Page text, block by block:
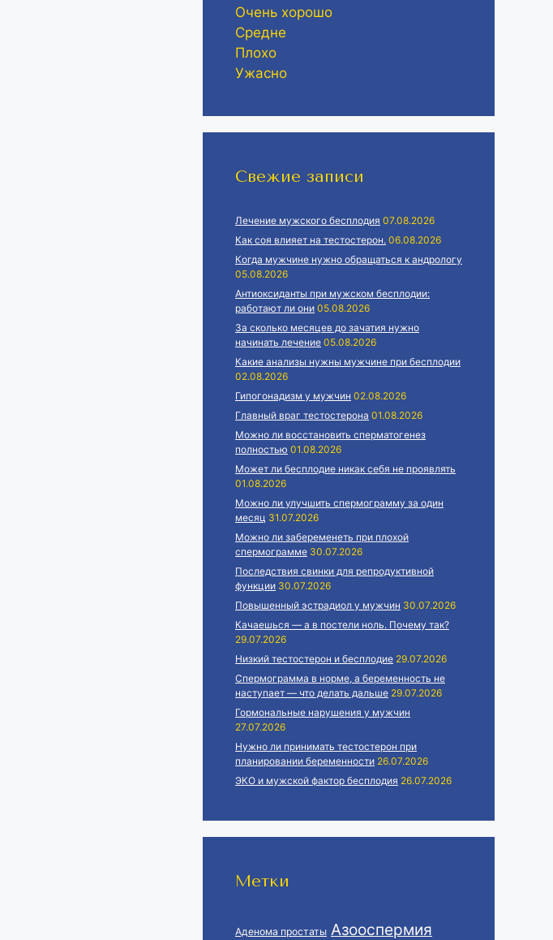
Очень хорошо
Средне
Плохо
Ужасно
Свежие записи
Лечение мужского бесплодия 07.08.2026
Как соя влияет на тестостерон. 06.08.2026
Когда мужчине нужно обращаться к андрологу
05.08.2026
Антиоксиданты при мужском бесплодии:
работают ли они 05.08.2026
За сколько месяцев до зачатия нужно
начинать лечение 05.08.2026
Какие анализы нужны мужчине при бесплодии
02.08.2026
Гипогонадизм у мужчин 02.08.2026
Главный враг тестостерона 01.08.2026
Можно ли восстановить сперматогенез
полностью 01.08.2026
Может ли бесплодие никак себя не проявлять
01.08.2026
Можно ли улучшить спермограмму за один
месяц 31.07.2026
Можно ли забеременеть при плохой
спермограмме 30.07.2026
Последствия свинки для репродуктивной
функции 30.07.2026
Повышенный эстрадиол у мужчин 30.07.2026
Качаешься — а в постели ноль. Почему так?
29.07.2026
Низкий тестостерон и бесплодие 29.07.2026
Спермограмма в норме, а беременность не
наступает — что делать дальше 29.07.2026
Гормональные нарушения у мужчин
27.07.2026
Нужно ли принимать тестостерон при
планировании беременности 26.07.2026
ЭКО и мужской фактор бесплодия 26.07.2026
Метки
Аденома простаты Азооспермия